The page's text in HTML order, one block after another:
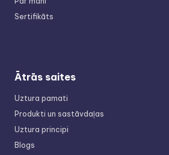
Sertifikāts
Ātrās saites
Uztura pamati
Produkti un sastāvdaļas
Uztura principi
Blogs